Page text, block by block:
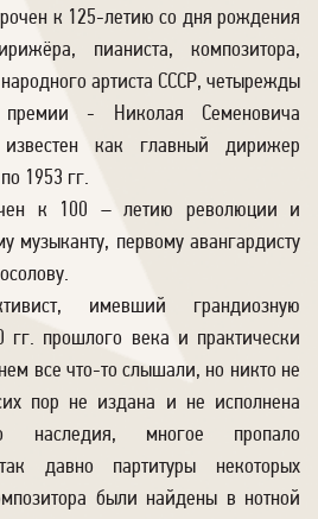
к 125-летию со дня рождения
пианиста, композитора,
артиста СССР, четырежды
премии - Николая Семеновича
как главный дирижер
1953 гг.
к 100 – летию революции и
музыканту, первому авангардисту
имевший грандиозную
гг. прошлого века и практически
все что-то слышали, но никто не
пор не издана и не исполнена
наследия, многое пропало
давно партитуры некоторых
были найдены в нотной